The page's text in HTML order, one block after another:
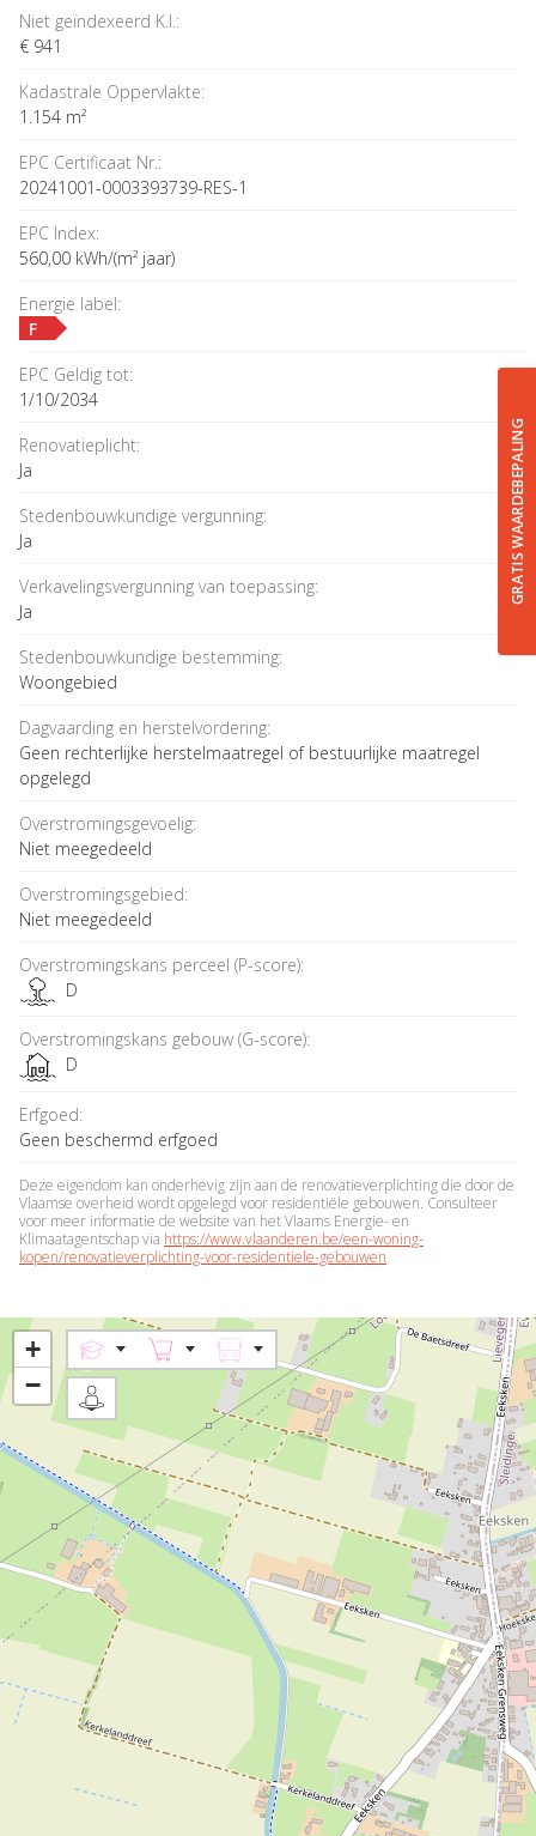
GRATIS WAARDEBEPALING
Niet geïndexeerd K.I.:
€ 941
Kadastrale Oppervlakte:
1.154 m²
EPC Certificaat Nr.:
20241001-0003393739-RES-1
EPC Index:
560,00 kWh/(m² jaar)
Energie label:
F
EPC Geldig tot:
1/10/2034
Renovatieplicht:
Ja
Stedenbouwkundige vergunning:
Ja
Verkavelingsvergunning van toepassing:
Ja
Stedenbouwkundige bestemming:
Woongebied
Dagvaarding en herstelvordering:
Geen rechterlijke herstelmaatregel of bestuurlijke maatregel
opgelegd
Overstromingsgevoelig:
Niet meegedeeld
Overstromingsgebied:
Niet meegedeeld
Overstromingskans perceel (P-score):
D
Overstromingskans gebouw (G-score):
D
Erfgoed:
Geen beschermd erfgoed
Deze eigendom kan onderhevig zijn aan de renovatieverplichting die door de
Vlaamse overheid wordt opgelegd voor residentiële gebouwen. Consulteer
voor meer informatie de website van het Vlaams Energie- en
Klimaatagentschap via https://www.vlaanderen.be/een-woning-
kopen/renovatieverplichting-voor-residentiele-gebouwen
+
−